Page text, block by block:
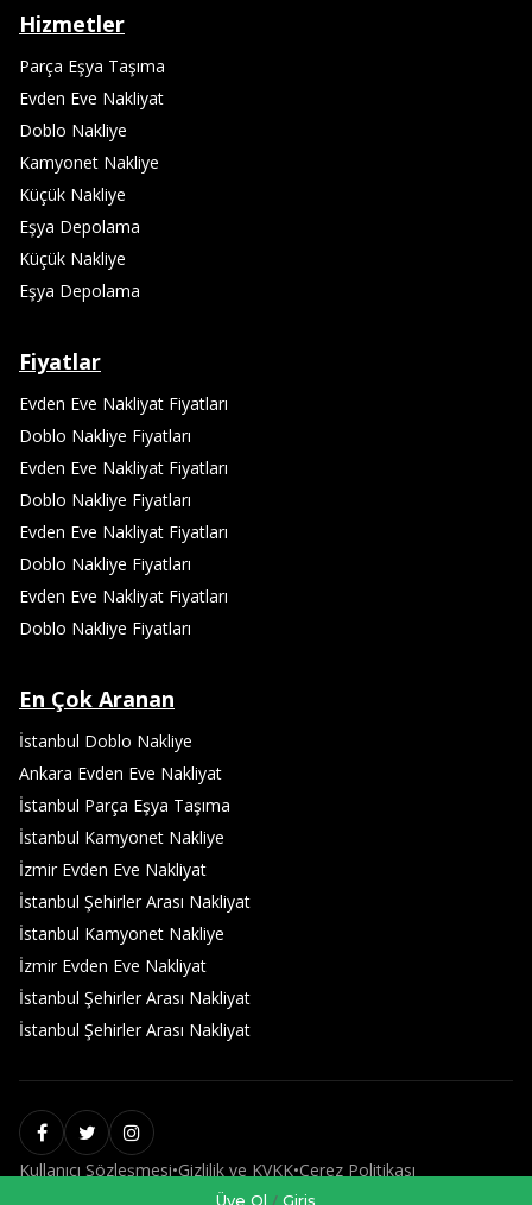
Üye Ol / Giriş
Hizmetler
Parça Eşya Taşıma
Evden Eve Nakliyat
Doblo Nakliye
Kamyonet Nakliye
Küçük Nakliye
Eşya Depolama
Küçük Nakliye
Eşya Depolama
Fiyatlar
Evden Eve Nakliyat Fiyatları
Doblo Nakliye Fiyatları
Evden Eve Nakliyat Fiyatları
Doblo Nakliye Fiyatları
Evden Eve Nakliyat Fiyatları
Doblo Nakliye Fiyatları
Evden Eve Nakliyat Fiyatları
Doblo Nakliye Fiyatları
En Çok Aranan
İstanbul Doblo Nakliye
Ankara Evden Eve Nakliyat
İstanbul Parça Eşya Taşıma
İstanbul Kamyonet Nakliye
İzmir Evden Eve Nakliyat
İstanbul Şehirler Arası Nakliyat
İstanbul Kamyonet Nakliye
İzmir Evden Eve Nakliyat
İstanbul Şehirler Arası Nakliyat
İstanbul Şehirler Arası Nakliyat
Kullanıcı Sözleşmesi•Gizlilik ve KVKK•Çerez Politikası